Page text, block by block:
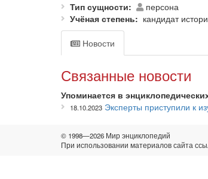
Тип сущности
персона
Учёная степень
кандидат
Новости
Связанные новости
Упоминается в
18.10.2023 Эксперты приступили к
© 1998—2026 Мир энциклопедий
При использовании материалов сайта